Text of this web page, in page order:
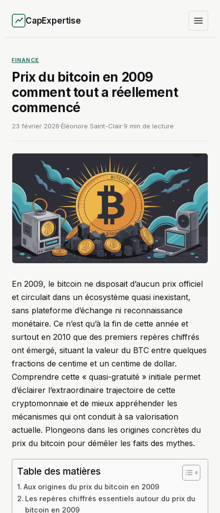
CapExpertise
FINANCE
Prix du bitcoin en 2009
comment tout a réellement
commencé
23 février 2026·Éléonore Saint-Clair·9 min de lecture
En 2009, le bitcoin ne disposait d’aucun prix officiel
et circulait dans un écosystème quasi inexistant,
sans plateforme d’échange ni reconnaissance
monétaire. Ce n’est qu’à la fin de cette année et
surtout en 2010 que des premiers repères chiffrés
ont émergé, situant la valeur du BTC entre quelques
fractions de centime et un centime de dollar.
Comprendre cette « quasi-gratuité » initiale permet
d’éclairer l’extraordinaire trajectoire de cette
cryptomonnaie et de mieux appréhender les
mécanismes qui ont conduit à sa valorisation
actuelle. Plongeons dans les origines concrètes du
prix du bitcoin pour démêler les faits des mythes.
Table des matières
Aux origines du prix du bitcoin en 2009
Les repères chiffrés essentiels autour du prix du
bitcoin en 2009